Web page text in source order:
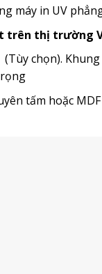
máy in UV
trên thị trường
chọn).
tấm hoặc